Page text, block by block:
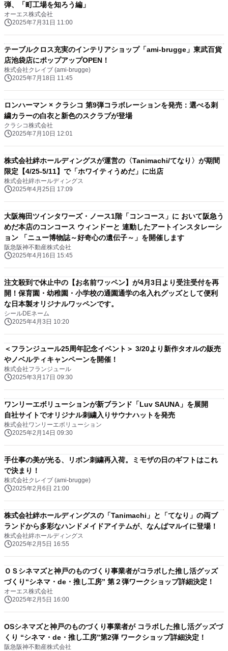
弾、「町工場を知ろう編」
オーエス株式会社
2025年7月31日 11:00
テーブルクロス充実のインテリアショップ「ami-brugge」東武百貨
店池袋店にポップアップOPEN！
株式会社クレイブ (ami-brugge)
2025年7月18日 11:45
ロンハーマン × クラシコ 第9弾コラボレーションを発売：選べる刺
繍カラーの白衣と新色のスクラブが登場
クラシコ株式会社
2025年7月10日 12:01
株式会社絆ホールディングスが運営の〈Tanimachi/てなり〉が期間
限定【4/25-5/11】で「ホワイティうめだ」に出店
株式会社絆ホールディングス
2025年4月25日 17:09
大阪梅田ツインタワーズ・ノース1階「コンコース」に おいて阪急う
めだ本店のコンコース ウィンドーと 連動したアートインスタレーシ
ョン 「ニュー博物誌～好奇心の遺伝子～」を開催します
阪急阪神不動産株式会社
2025年4月16日 15:45
注文殺到で休止中の【お名前ワッペン】が4月3日より受注受付を再
開！保育園・幼稚園・小学校の通園通学の名入れグッズとして便利
な日本製オリジナルワッペンです。
シールDEネーム
2025年4月3日 10:20
＜フランジュール25周年記念イベント＞ 3/20より新作タオルの販売
やノベルティキャンペーンを開催！
株式会社フランジュール
2025年3月17日 09:30
ワンリーエボリューションが新ブランド「Luv SAUNA」を展開
自社サイトでオリジナル刺繍入りサウナハットを発売
株式会社ワンリーエボリューション
2025年2月14日 09:30
手仕事の美が光る、リボン刺繍再入荷。ミモザの日のギフトはこれ
で決まり！
株式会社クレイブ (ami-brugge)
2025年2月6日 21:00
株式会社絆ホールディングスの「Tanimachi」と「てなり」の両ブ
ランドから多彩なハンドメイドアイテムが、なんばマルイに登場！
株式会社絆ホールディングス
2025年2月5日 16:55
ＯＳシネマズと神戸のものづくり事業者がコラボした推し活グッズ
づくり“シネマ・de・推し工房” 第２弾ワークショップ詳細決定！
オーエス株式会社
2025年2月5日 16:00
OSシネマズと神戸のものづくり事業者が コラボした推し活グッズづ
くり “シネマ・de・推し工房”第2弾 ワークショップ詳細決定！
阪急阪神不動産株式会社